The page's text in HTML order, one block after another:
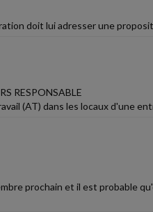
doit lui adresser une
RESPONSABLE
(AT) dans les locaux d'une
prochain et il est probable